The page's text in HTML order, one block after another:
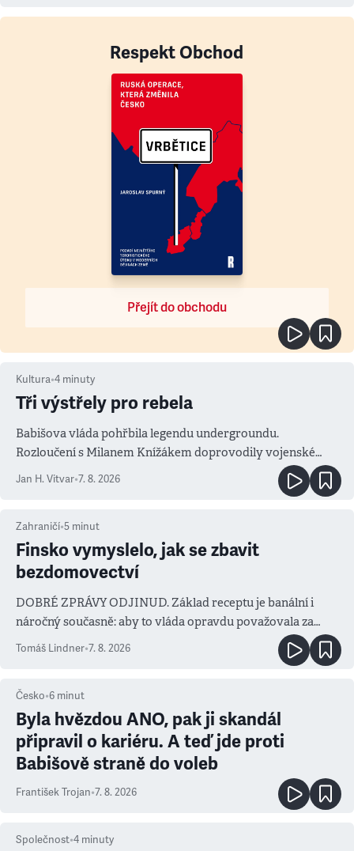
Respekt Obchod
Přejít do obchodu
Kultura•4 minuty
Tři výstřely pro rebela
Babišova vláda pohřbila legendu undergroundu.
Rozloučení s Milanem Knížákem doprovodily vojenské
Jan H. Vitvar•7. 8. 2026
Zahraničí•5 minut
Finsko vymyslelo, jak se zbavit
bezdomovectví
DOBRÉ ZPRÁVY ODJINUD. Základ receptu je banální i
náročný současně: aby to vláda opravdu považovala za
Tomáš Lindner•7. 8. 2026
Česko•6 minut
Byla hvězdou ANO, pak ji skandál
připravil o kariéru. A teď jde proti
Babišově straně do voleb
František Trojan•7. 8. 2026
Společnost•4 minuty